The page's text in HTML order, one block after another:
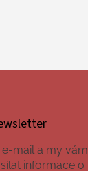
mail a my vám
informace o